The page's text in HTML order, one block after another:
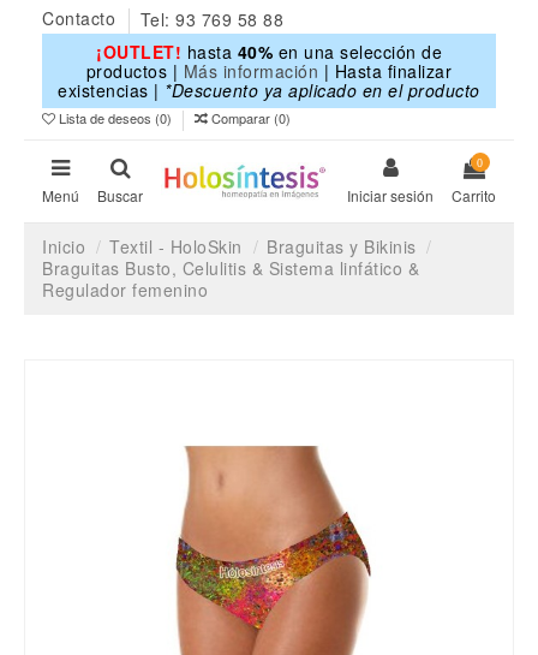
Contacto
Tel: 93 769 58 88
¡OUTLET! hasta 40% en una selección de
productos | Más información | Hasta finalizar
existencias | *Descuento ya aplicado en el producto
Lista de deseos (0) Comparar (0)
Menú Buscar Iniciar sesión
0
Carrito
Inicio Textil - HoloSkin
Braguitas y Bikinis
Braguitas Busto, Celulitis & Sistema linfático &
Regulador femenino